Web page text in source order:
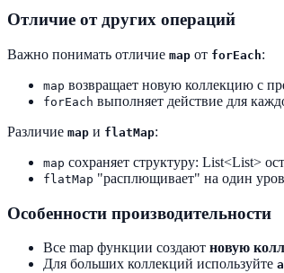
Отличие от других операций
Важно понимать отличие map от forEach:
map возвращает новую коллекцию с
forEach выполняет действие для
Различие map и flatMap:
map сохраняет структуру: List<List>
flatMap "расплющивает" на один
Особенности производительности
Все map функции создают новую
Для больших коллекций используйте